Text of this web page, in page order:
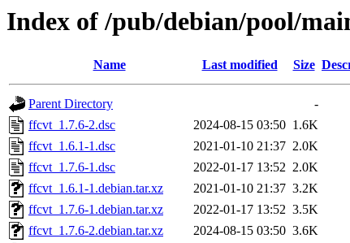
Index of /pub/debian/pool/
Name Last modified Size
Parent Directory
-
ffcvt_1.7.6-2.dsc
2024-08-15 03:50 1.6K
ffcvt_1.6.1-1.dsc
2021-01-10 21:37 2.0K
ffcvt_1.7.6-1.dsc
2022-01-17 13:52 2.0K
ffcvt_1.6.1-1.debian.tar.xz
2021-01-10 21:37 3.2K
ffcvt_1.7.6-1.debian.tar.xz
2022-01-17 13:52 3.5K
ffcvt_1.7.6-2.debian.tar.xz
2024-08-15 03:50 3.6K